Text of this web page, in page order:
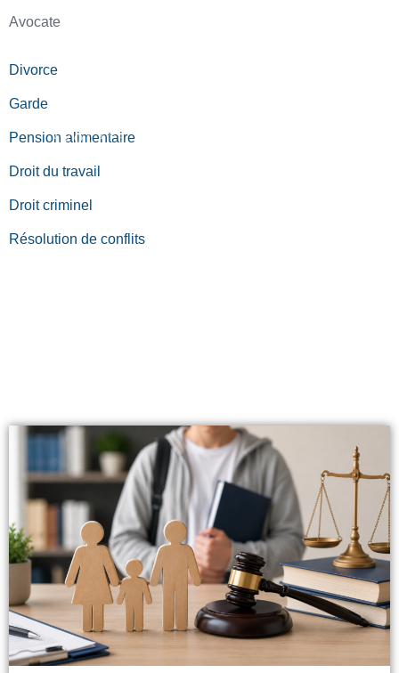
Avocate
Divorce
Garde
Pension alimentaire
Droit du travail
Droit criminel
Résolution de conflits